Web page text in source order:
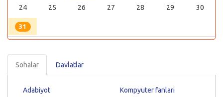
24 25 26 27 28 29 30
31
Sohalar Davlatlar
Adabiyot Kompyuter fanlari